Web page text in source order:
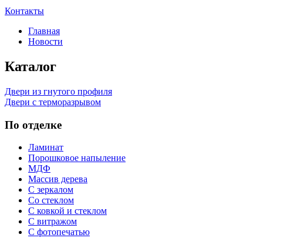
Контакты
Главная
Новости
Каталог
Двери из гнутого профиля
Двери с терморазрывом
По отделке
Ламинат
Порошковое напыление
МДФ
Массив дерева
С зеркалом
Со стеклом
С ковкой и стеклом
С витражом
С фотопечатью